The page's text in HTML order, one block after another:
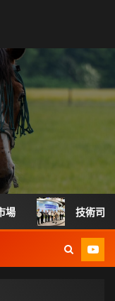
技術司展30項高